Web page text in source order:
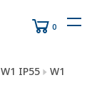
0
W1 IP55
W1